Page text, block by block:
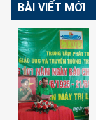
BÀI VIẾT MỚI